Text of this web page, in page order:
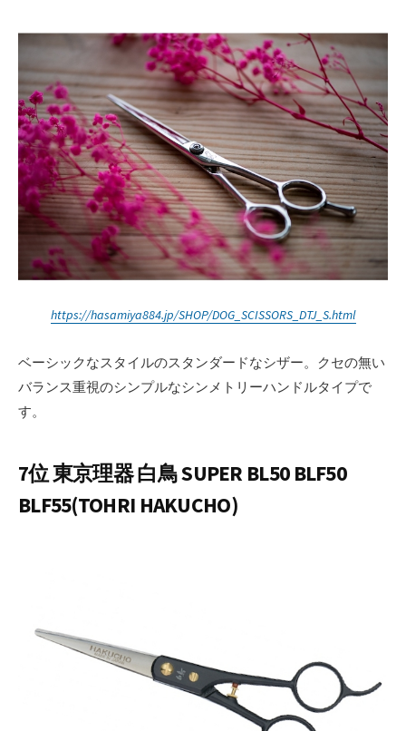
https://hasamiya884.jp/SHOP/DOG_SCISSORS_DTJ_S.html
ベーシックなスタイルのスタンダードなシザー。クセの無い
バランス重視のシンプルなシンメトリーハンドルタイプで
す。
7位 東京理器 白鳥 SUPER BL50 BLF50
BLF55(TOHRI HAKUCHO)